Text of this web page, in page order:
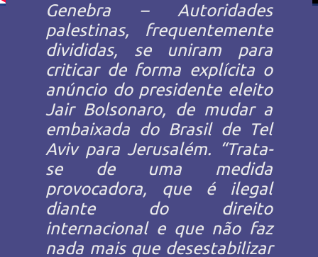
Genebra – Autoridades
palestinas, frequentemente
divididas, se uniram para
criticar de forma explícita o
anúncio do presidente eleito
Jair Bolsonaro, de mudar a
embaixada do Brasil de Tel
Aviv para Jerusalém. “Trata-
se de uma medida
provocadora, que é ilegal
diante do direito
internacional e que não faz
nada mais que desestabilizar